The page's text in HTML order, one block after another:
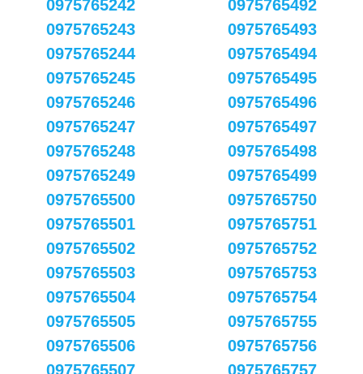
0975765242
0975765243
0975765244
0975765245
0975765246
0975765247
0975765248
0975765249
0975765492
0975765493
0975765494
0975765495
0975765496
0975765497
0975765498
0975765499
0975765500
0975765501
0975765502
0975765503
0975765504
0975765505
0975765506
0975765507
0975765750
0975765751
0975765752
0975765753
0975765754
0975765755
0975765756
0975765757